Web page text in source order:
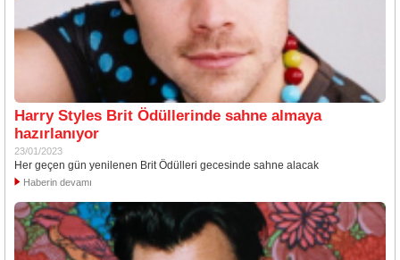
Harry Styles Brit Ödüllerinde sahne almaya
hazırlanıyor
23/01/2023
Her geçen gün yenilenen Brit Ödülleri gecesinde sahne alacak
Haberin devamı